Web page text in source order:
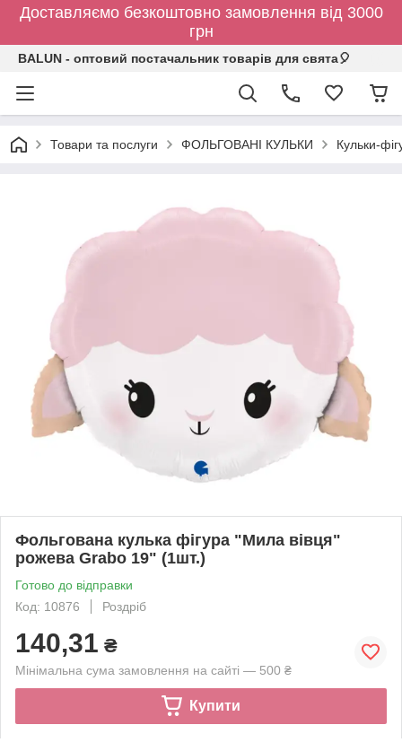
Доставляємо безкоштовно замовлення від 3000
грн
BALUN - оптовий постачальник товарів для свята🎈
Товари та послуги ФОЛЬГОВАНІ КУЛЬКИ Кульки-
Фольгована кулька фігура "Мила вівця"
рожева Grabo 19" (1шт.)
Готово до відправки
Код: 10876
Роздріб
140,31 ₴
Мінімальна сума замовлення на сайті — 500 ₴
Купити